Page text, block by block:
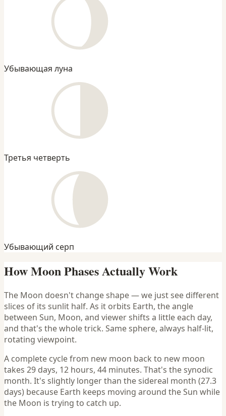
Убывающая луна
Третья четверть
Убывающий серп
How Moon Phases Actually Work
The Moon doesn't change shape — we just see different
slices of its sunlit half. As it orbits Earth, the angle
between Sun, Moon, and viewer shifts a little each day,
and that's the whole trick. Same sphere, always half-lit,
rotating viewpoint.
A complete cycle from new moon back to new moon
takes 29 days, 12 hours, 44 minutes. That's the synodic
month. It's slightly longer than the sidereal month (27.3
days) because Earth keeps moving around the Sun while
the Moon is trying to catch up.